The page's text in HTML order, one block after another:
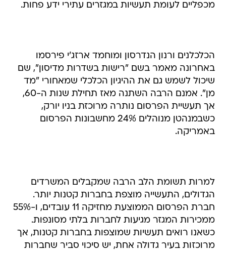
מכפליים לעומת תעשיות במגזרים עתירי ידע פחות.
הכלכלנים ורנון הנדרסון ומוחמד ארזג'י פירסמו
באחרונה מאמר בשם "רישות בשדרות מדיסון", שם
שיכול לשמש גם את ההיגיון הכלכלי שמאחורי "מד
מן". אמנם הרבה השתנה מאז תחילת שנות ה-60,
אך תעשיית הפרסום נותרה מרוכזת בניו יורק,
כשבמנהטן מנוהלים 24% מחשבונות הפרסום
באמריקה.
למרות תשומת הלב הרבה שמקבלים המשרדים
הגדולים, התעשייה מוצפת בחברות קטנות יותר.
חברת הפרסום הממוצעת מחזיקה 11 עובדים, ו-55%
ממכירות המגזר מגיעות לחברות בלתי מסונפות.
כשאנו רואים תעשיות שמוצפות בחברות קטנות, אך
מרוכזות בעיר גדולה אחת, יש סיכוי סביר שחברות